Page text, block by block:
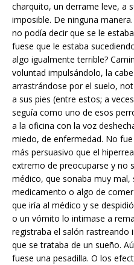
charquito, un derrame leve, a
imposible. De ninguna
no podía decir que se le
fuese que le estaba
algo igualmente terrible?
voluntad impulsándolo, la
arrastrándose por el suelo,
a sus pies (entre estos; a
seguía como uno de esos
a la oficina con la voz
miedo, de enfermedad. No
más persuasivo que el
extremo de preocuparse y no
médico, que sonaba muy mal,
medicamento o algo de
que iría al médico y se
o un vómito lo intimase a
registraba el salón rastreando
que se trataba de un sueño.
fuese una pesadilla. O los